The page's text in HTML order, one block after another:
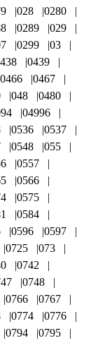
028
0280
0289
029
0299
03
0439
0466
0467
048
0480
04996
0536
0537
0548
055
0557
0566
0575
0584
0596
0597
0725
073
0742
0748
0766
0767
0774
0776
0794
0795